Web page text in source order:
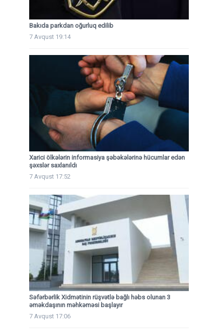
Bakıda parkdan oğurluq edilib
7 Avqust 19:14
Xarici ölkələrin informasiya şəbəkələrinə hücumlar edən
şəxslər saxlanıldı
7 Avqust 17:52
Səfərbərlik Xidmətinin rüşvətlə bağlı həbs olunan 3
əməkdaşının məhkəməsi başlayır
7 Avqust 17:06